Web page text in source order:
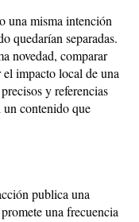
una misma intención
quedarían separadas.
novedad, comparar
impacto local de una
y referencias
contenido que
publica una
una frecuencia